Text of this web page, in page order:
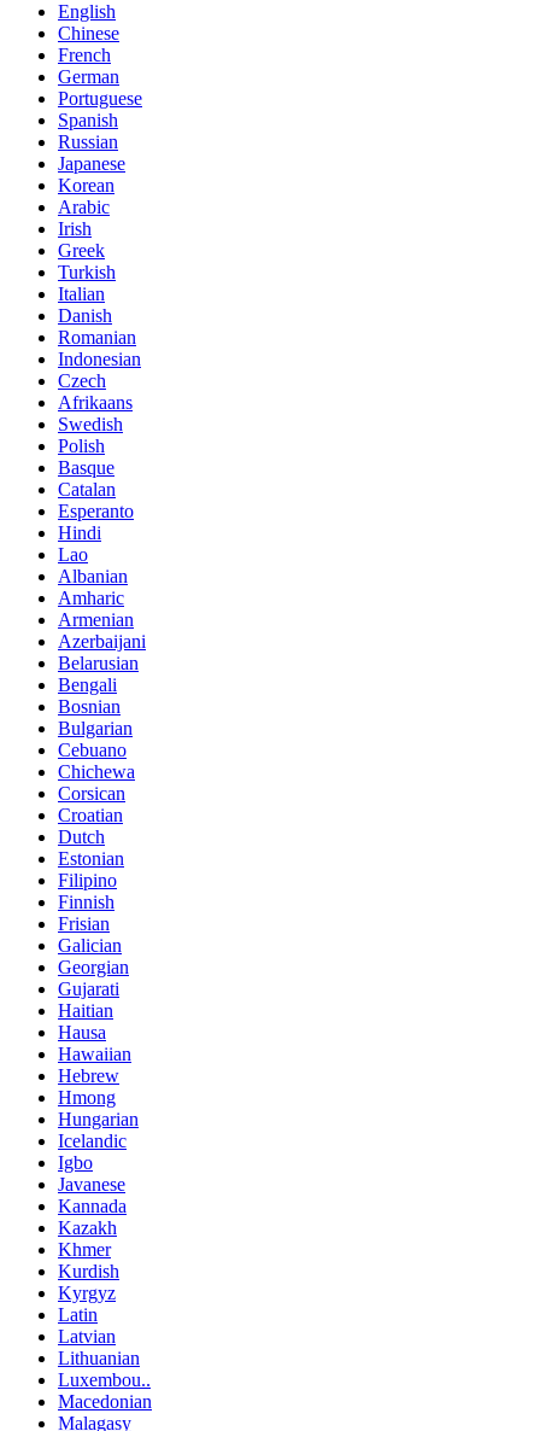
English
Chinese
French
German
Portuguese
Spanish
Russian
Japanese
Korean
Arabic
Irish
Greek
Turkish
Italian
Danish
Romanian
Indonesian
Czech
Afrikaans
Swedish
Polish
Basque
Catalan
Esperanto
Hindi
Lao
Albanian
Amharic
Armenian
Azerbaijani
Belarusian
Bengali
Bosnian
Bulgarian
Cebuano
Chichewa
Corsican
Croatian
Dutch
Estonian
Filipino
Finnish
Frisian
Galician
Georgian
Gujarati
Haitian
Hausa
Hawaiian
Hebrew
Hmong
Hungarian
Icelandic
Igbo
Javanese
Kannada
Kazakh
Khmer
Kurdish
Kyrgyz
Latin
Latvian
Lithuanian
Luxembou..
Macedonian
Malagasy